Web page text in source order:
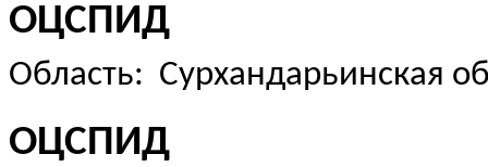
ОЦСПИД
Область: Сурхандарьинская
ОЦСПИД